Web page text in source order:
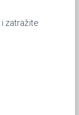
zatražite